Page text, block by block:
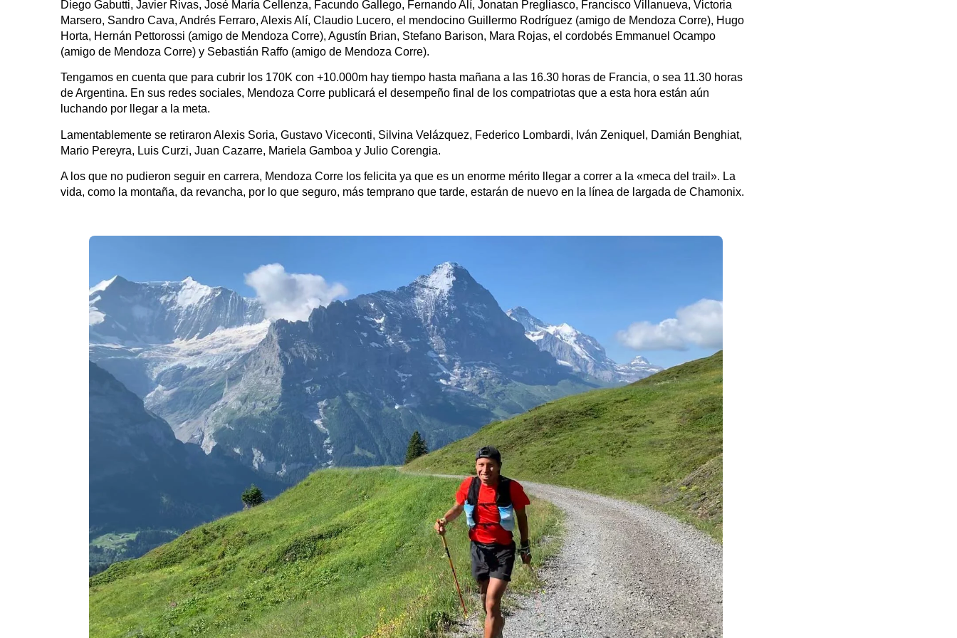
Diego Gabutti, Javier Rivas, José María Cellenza, Facundo Gallego, Fernando Alí, Jonatan Pregliasco, Francisco Villanueva, Victoria
Marsero, Sandro Cava, Andrés Ferraro, Alexis Alí, Claudio Lucero, el mendocino Guillermo Rodríguez (amigo de Mendoza Corre), Hugo
Horta, Hernán Pettorossi (amigo de Mendoza Corre), Agustín Brian, Stefano Barison, Mara Rojas, el cordobés Emmanuel Ocampo
(amigo de Mendoza Corre) y Sebastián Raffo (amigo de Mendoza Corre).
Tengamos en cuenta que para cubrir los 170K con +10.000m hay tiempo hasta mañana a las 16.30 horas de Francia, o sea 11.30 horas
de Argentina. En sus redes sociales, Mendoza Corre publicará el desempeño final de los compatriotas que a esta hora están aún
luchando por llegar a la meta.
Lamentablemente se retiraron Alexis Soria, Gustavo Viceconti, Silvina Velázquez, Federico Lombardi, Iván Zeniquel, Damián Benghiat,
Mario Pereyra, Luis Curzi, Juan Cazarre, Mariela Gamboa y Julio Corengia.
A los que no pudieron seguir en carrera, Mendoza Corre los felicita ya que es un enorme mérito llegar a correr a la «meca del trail». La
vida, como la montaña, da revancha, por lo que seguro, más temprano que tarde, estarán de nuevo en la línea de largada de Chamonix.